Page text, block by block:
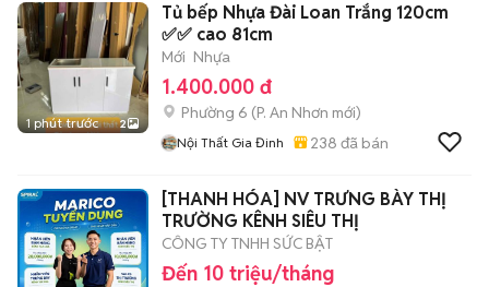
1 phút trước 2
Tủ bếp Nhựa Đài Loan Trắng 120cm
✅✅ cao 81cm
Mới Nhựa
1.400.000 đ
Phường 6 (P. An Nhơn mới)
Nội Thất Gia Đinh 238 đã bán
[THANH HÓA] NV TRƯNG BÀY THỊ
TRƯỜNG KÊNH SIÊU THỊ
CÔNG TY TNHH SỨC BẬT
Đến 10 triệu/tháng